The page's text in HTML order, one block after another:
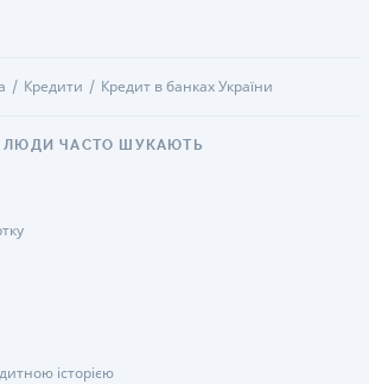
Кредити Кредит в банках України
ЛЮДИ ЧАСТО ШУКАЮТЬ
історією